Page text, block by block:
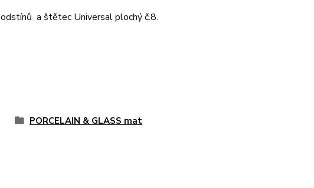
a štětec Universal plochý č.8.
PORCELAIN & GLASS mat